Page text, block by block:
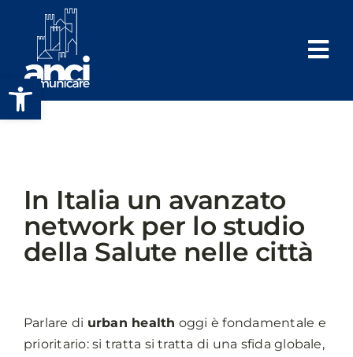
Apri la barra degli strumenti
contenuto
In Italia un avanzato
network per lo studio
della Salute nelle città
Parlare di urban health oggi è fondamentale e
prioritario: si tratta si tratta di una sfida globale,